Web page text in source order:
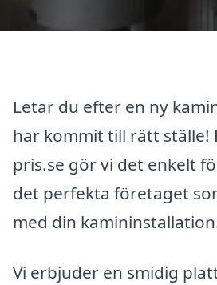
Letar du efter en ny
har kommit till rätt ställe!
pris.se gör vi det enkelt
det perfekta företaget
med din
Vi erbjuder en smidig